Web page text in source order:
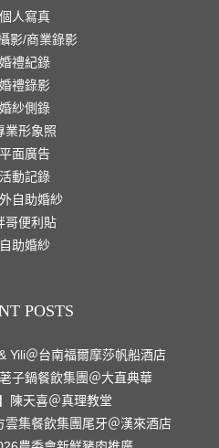
個人寫真
影/商業錄影
婚禮紀錄
婚禮錄影
婚紗側錄
業形象照
平面廣告
活動記錄
自助婚紗
哥便利貼
自助婚紗
POSTS
Yili＠台南福爾摩莎帆船酒店
子鍋餐飲集團＠大直典華
陳天喜＠真理教堂
雲集餐飲集團尾牙＠漢來酒店